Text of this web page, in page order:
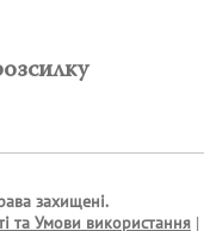
захищені.
та Умови використання |